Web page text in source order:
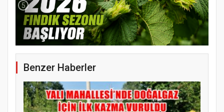
YENİ PARTİ TERME İLÇE BAŞKANLIĞINDA
ÜYE KATILIM PROGRAMI
5
Benzer Haberler